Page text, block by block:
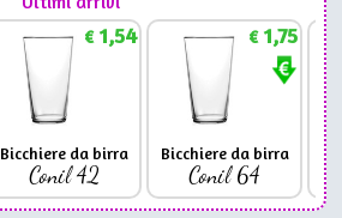
€1,54
Bicchiere da birra
Conil 42
€1,75
Bicchiere da birra
Conil 64